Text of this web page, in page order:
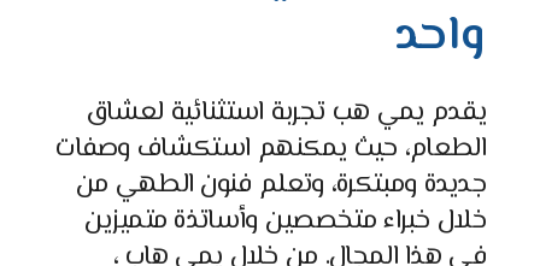
واحد
يقدم يمي هب تجربة استثنائية لعشاق
الطعام، حيث يمكنهم استكشاف وصفات
جديدة ومبتكرة، وتعلم فنون الطهي من
خلال خبراءمتخصصين وأساتذة متميزين